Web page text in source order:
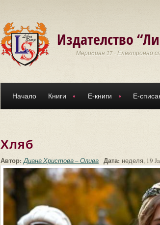
Издателство
Меридиан 27 - Електронно
Начало Книги Е-книги Е-
Хляб
Автор:Диана Христова – Олива Дата: неделя, 19